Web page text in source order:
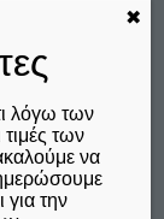
λόγω των
των
να
για την
✖